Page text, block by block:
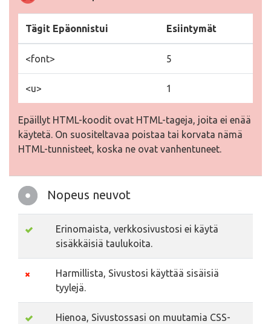
Tägit Epäonnistui Esiintymät
<font> 5
<u> 1
Epäillyt HTML-koodit ovat HTML-tageja, joita ei enää
käytetä. On suositeltavaa poistaa tai korvata nämä
HTML-tunnisteet, koska ne ovat vanhentuneet.
Nopeus neuvot
Erinomaista, verkkosivustosi ei käytä
sisäkkäisiä taulukoita.
Harmillista, Sivustosi käyttää sisäisiä
tyylejä.
Hienoa, Sivustossasi on muutamia CSS-